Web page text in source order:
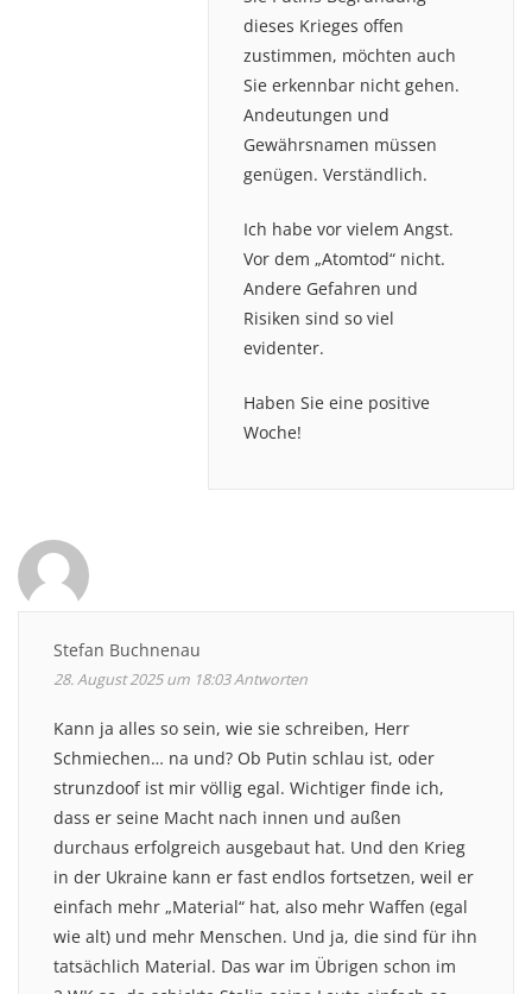
dieses Krieges offen
zustimmen, möchten auch
Sie erkennbar nicht gehen.
Andeutungen und
Gewährsnamen müssen
genügen. Verständlich.
Ich habe vor vielem Angst.
Vor dem „Atomtod“ nicht.
Andere Gefahren und
Risiken sind so viel
evidenter.
Haben Sie eine positive
Woche!
Stefan Buchnenau
28. August 2025 um 18:03Antworten
Kann ja alles so sein, wie sie schreiben, Herr
Schmiechen… na und? Ob Putin schlau ist, oder
strunzdoof ist mir völlig egal. Wichtiger finde ich,
dass er seine Macht nach innen und außen
durchaus erfolgreich ausgebaut hat. Und den Krieg
in der Ukraine kann er fast endlos fortsetzen, weil er
einfach mehr „Material“ hat, also mehr Waffen (egal
wie alt) und mehr Menschen. Und ja, die sind für ihn
tatsächlich Material. Das war im Übrigen schon im